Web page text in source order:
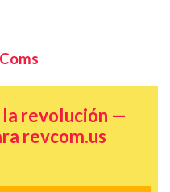
la revolución —
revcom.us